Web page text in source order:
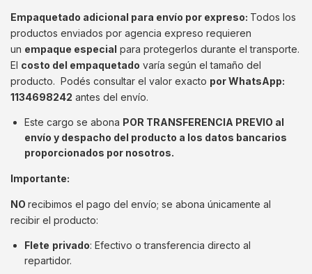
Empaquetado adicional para envío por expreso: Todos los
productos enviados por agencia expreso requieren
un empaque especial para protegerlos durante el transporte.
El costo del empaquetado varía según el tamaño del
producto. Podés consultar el valor exacto por WhatsApp:
1134698242 antes del envío.
Este cargo se abona POR TRANSFERENCIA PREVIO al
envío y despacho del producto a los datos bancarios
proporcionados por nosotros.
Importante:
NO recibimos el pago del envío; se abona únicamente al
recibir el producto:
Flete privado: Efectivo o transferencia directo al
repartidor.